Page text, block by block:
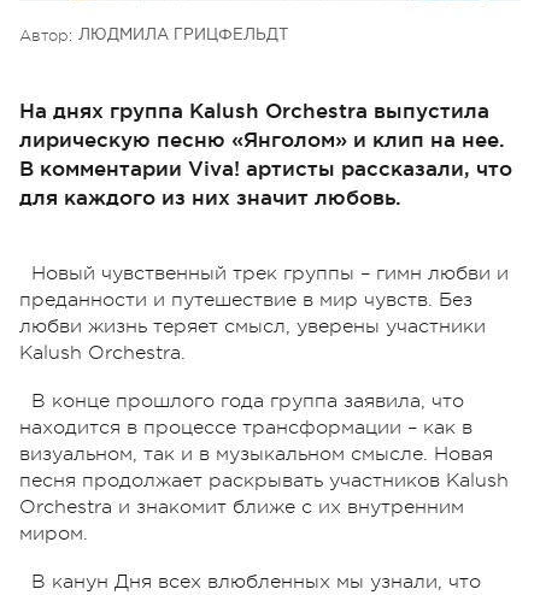
Автор: ЛЮДМИЛА ГРИЦФЕЛЬДТ
На днях группа Kalush Orchestra выпустила
лирическую песню «Янголом» и клип на нее.
В комментарии Viva! артисты рассказали, что
для каждого из них значит любовь.
Новый чувственный трек группы – гимн любви и
преданности и путешествие в мир чувств. Без
любви жизнь теряет смысл, уверены участники
Kalush Orchestra.
В конце прошлого года группа заявила, что
находится в процессе трансформации – как в
визуальном, так и в музыкальном смысле. Новая
песня продолжает раскрывать участников Kalush
Orchestra и знакомит ближе с их внутренним
миром.
В канун Дня всех влюбленных мы узнали, что